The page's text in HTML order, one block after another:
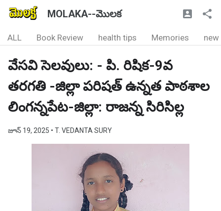
MOLAKA--మొలక
ALL Book Review health tips Memories new
వేసవి సెలవులు: - పి. రిషిక-9వ
తరగతి -జిల్లా పరిషత్ ఉన్నత పాఠశాల
లింగన్నపేట-జిల్లా: రాజన్న సిరిసిల్ల
జూన్ 19, 2025 • T. VEDANTA SURY